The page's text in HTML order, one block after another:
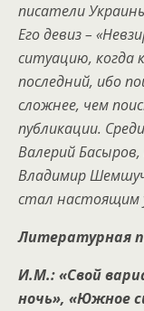
писатели
Его девиз –
ситуацию, когда
последний, ибо
сложнее, чем
публикации.
Валерий
Владимир
стал настоящим
Литературная
И.М.: «Свой
ночь», «Южное